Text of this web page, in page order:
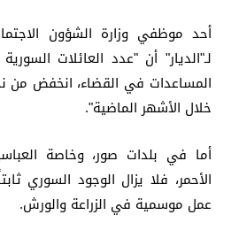
أحد موظفي وزارة الشؤون
لـ"الديار" أن "عدد العائلات
خلال الأشهر الماضية".
أما في بلدات صور، وخاصة
الأحمر، فلا يزال الوجود السوري
عمل موسمية في الزراعة والورش.